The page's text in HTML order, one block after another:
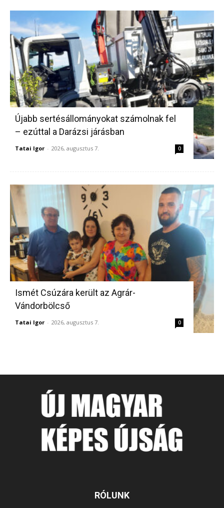
Újabb sertésállományokat számolnak fel
– ezúttal a Darázsi járásban
Tatai Igor - 2026, augusztus 7. 0
Ismét Csúzára került az Agrár-
Vándorbölcső
Tatai Igor - 2026, augusztus 7. 0
RÓLUNK